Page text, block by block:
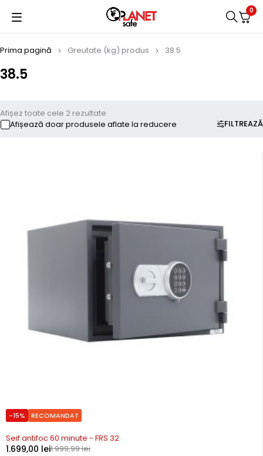
0
38.5
Prima pagină Greutate (kg) produs 38.5
FILTREAZĂ
Afișez toate cele 2 rezultate
Afișează doar produsele aflate la reducere
-15% RECOMANDAT
Precomanda
Seif antifoc 60 minute - FRS 32
1.999,99lei
1.699,00 lei